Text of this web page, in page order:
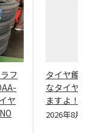
フ
ヤ
タイヤ館
なタイヤ
ますよ！
2026年8月